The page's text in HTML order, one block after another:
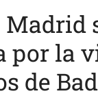
por la
de